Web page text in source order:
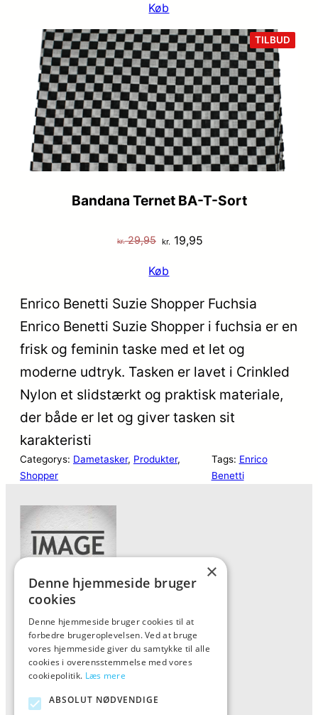
pris
var:
kr. 29,95.
er:
kr. 19,95.
Køb
TILBUD
PÅ
Bandana Ternet BA-T-Sort
kr.29,95 Den
pris
kr. 29,95.
kr. 19,95
er:
Køb
Enrico Benetti Suzie Shopper Fuchsia
Enrico Benetti Suzie Shopper i fuchsia er en
frisk og feminin taske med et let og
moderne udtryk. Tasken er lavet i Crinkled
Nylon et slidstærkt og praktisk materiale,
der både er let og giver tasken sit
karakteristi
Categorys: Dametasker, Produkter
Shopper
Tags: Enrico
Benetti
Forside
Vis alle produkter
Kontakt
×
Denne hjemmeside bruger
cookies
Denne hjemmeside bruger cookies til at
forbedre brugeroplevelsen. Ved at bruge
vores hjemmeside giver du samtykke til alle
cookies i overensstemmelse med vores
cookiepolitik. Læs mere
ABSOLUT NØDVENDIGE